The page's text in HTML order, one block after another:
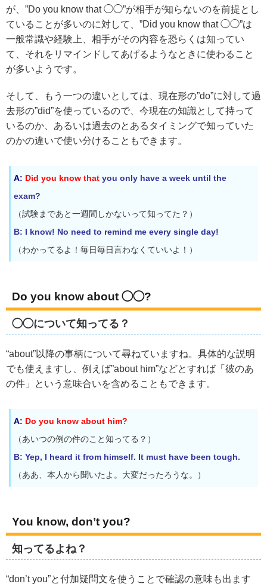
が、”Do you know that ◯◯”が相手が知らないのを前提とし
ていることが多いのに対して、”Did you know that ◯◯”は
一般常識や経験上、相手がその内容を恐らくは知ってい
て、それをリマインドしてあげるようなときに使わること
が多いようです。
そして、もう一つの違いとしては、現在形の”do”に対して過
去形の”did”を使っているので、今現在の知識として持って
いるのか、あるいは過去のとあるタイミングで知っていた
のかの違いで使い分けることもできます。
A: Did you know that you only have a week until the
exam?
（試験まであと一週間しかないって知ってた？）
B: I know! No need to remind me every single day!
（わかってるよ！毎日毎日言わなくていいよ！）
Do you know about ◯◯?
◯◯について知ってる？
“about”以降の事柄について尋ねていますね。具体的な説明
でも使えますし、例えば”about him”などとすれば「彼のあ
の件」という意味合いを含めることもできます。
A: Do you know about him?
（あいつの例の件のこと知ってる？）
B: Yep, I heard it from himself. It must have been tough.
（ああ、本人から聞いたよ。大変だったろうな。）
You know, don’t you?
知ってるよね？
“don’t you”と付加疑問文を使うことで確認の意味も出ます